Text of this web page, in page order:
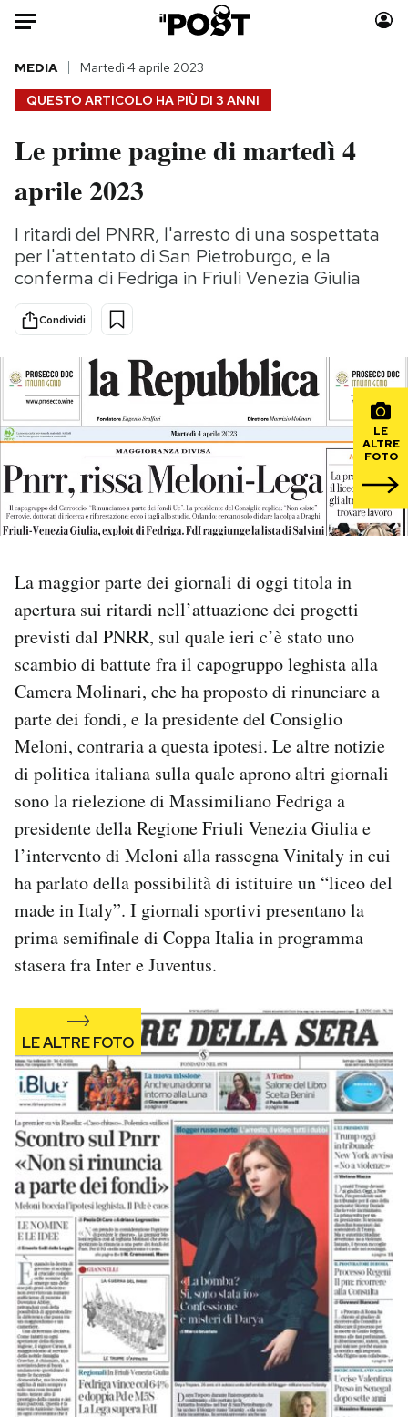
HOME
Italia
Politica
Tecnologia
Internet
Scienza
Cultura
Economia
Moda
Storie/Idee
Ok Boomer!
Media
Mondiali calcio 2026
PODCAST
NEWSLETTER
CALENDARIO
AREA PERSONALE
Area Personale
Newsletter
Notifiche mobile
Regala il Post
Hai bisogno di aiuto?
Esci
QUESTO ARTICOLO HA PIÙ DI 3 ANNI
MEDIA Martedì 4 aprile 2023
Le prime pagine di martedì 4
aprile 2023
I ritardi del PNRR, l'arresto di una sospettata
per l'attentato di San Pietroburgo, e la
conferma di Fedriga in Friuli Venezia Giulia
Condividi
LE
ALTRE
FOTO
La maggior parte dei giornali di oggi titola in
apertura sui ritardi nell’attuazione dei progetti
previsti dal PNRR, sul quale ieri c’è stato uno
scambio di battute fra il capogruppo leghista alla
Camera Molinari, che ha proposto di rinunciare a
parte dei fondi, e la presidente del Consiglio
Meloni, contraria a questa ipotesi. Le altre notizie
di politica italiana sulla quale aprono altri giornali
sono la rielezione di Massimiliano Fedriga a
presidente della Regione Friuli Venezia Giulia e
l’intervento di Meloni alla rassegna Vinitaly in cui
ha parlato della possibilità di istituire un “liceo del
made in Italy”. I giornali sportivi presentano la
prima semifinale di Coppa Italia in programma
stasera fra Inter e Juventus.